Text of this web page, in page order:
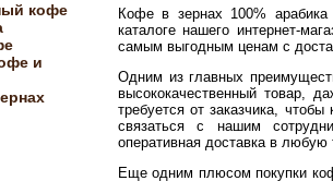
кофе
и
Кофе в зернах 100%
каталоге нашего интернет-
самым выгодным ценам с
Одним из главных
высококачественный товар,
требуется от заказчика,
связаться с нашим
оперативная доставка в
Еще одним плюсом покупки